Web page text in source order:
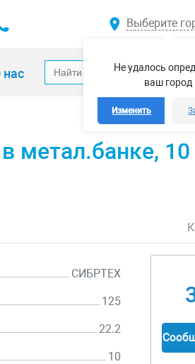
Не удалось
ваш город
Изменить
Выберите
нас
метал.банке,
СИБРТЕХ
125
22.2
10